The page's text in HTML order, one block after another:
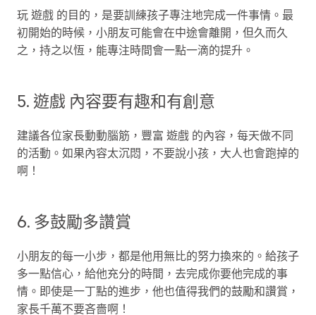
玩 遊戲 的目的，是要訓練孩子專注地完成一件事情。最
初開始的時候，小朋友可能會在中途會離開，但久而久
之，持之以恆，能專注時間會一點一滴的提升。
5. 遊戲 內容要有趣和有創意
建議各位家長動動腦筋，豐富 遊戲 的內容，每天做不同
的活動。如果內容太沉悶，不要說小孩，大人也會跑掉的
啊！
6. 多鼓勵多讚賞
小朋友的每一小步，都是他用無比的努力換來的。給孩子
多一點信心，給他充分的時間，去完成你要他完成的事
情。即使是一丁點的進步，他也值得我們的鼓勵和讚賞，
家長千萬不要吝嗇啊！